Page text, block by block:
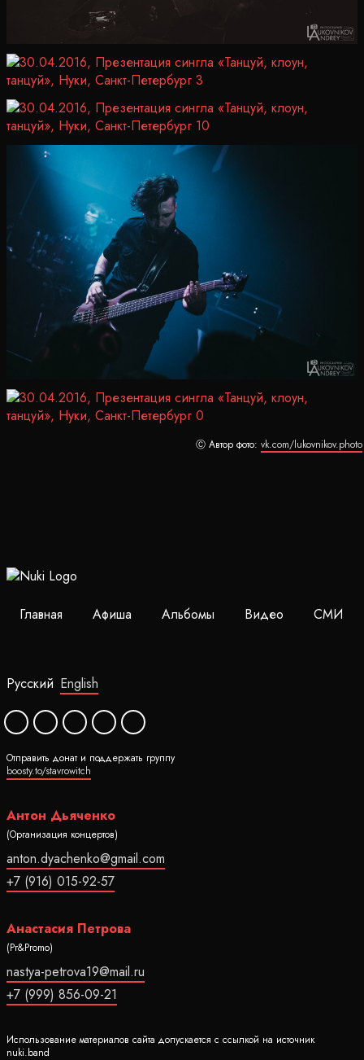
Ⓒ Автор фото: vk.com/lukovnikov.photo
Главная Афиша Альбомы Видео СМИ
Русский English
Отправить донат и поддержать группу
boosty.to/stavrowitch
Антон Дьяченко
(Организация концертов)
anton.dyachenko@gmail.com
+7 (916) 015-92-57
Анастасия Петрова
(Pr&Promo)
nastya-petrova19@mail.ru
+7 (999) 856-09-21
Использование материалов сайта допускается с ссылкой на источник
nuki.band